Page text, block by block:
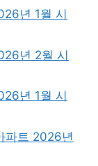
년 1월 시
년 2월 시
년 1월 시
파트 2026년